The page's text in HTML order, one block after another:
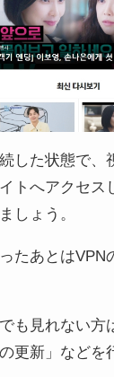
した状態で、
トへアクセス
しょう。
たあとはVPN
も見れない方
更新」などを